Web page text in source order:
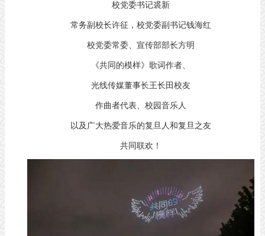
校党委书记裘新
常务副校长许征，校党委副书记钱海红
校党委常委、宣传部部长方明
《共同的模样》歌词作者、
光线传媒董事长王长田校友
作曲者代表、校园音乐人
以及广大热爱音乐的复旦人和复旦之友
共同联欢！